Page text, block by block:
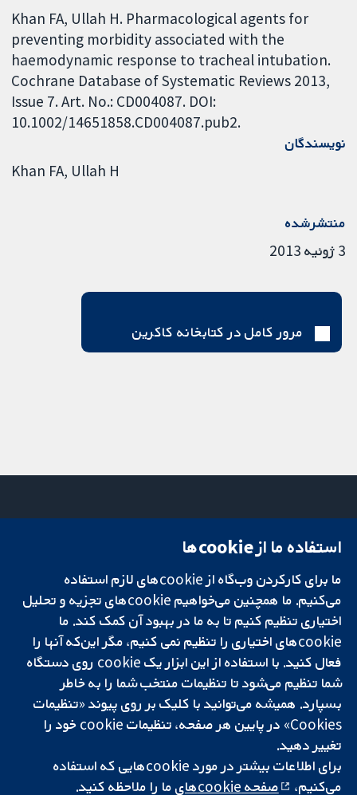
Khan FA, Ullah H. Pharmacological agents for
preventing morbidity associated with the
haemodynamic response to tracheal intubation.
Cochrane Database of Systematic Reviews 2013,
Issue 7. Art. No.: CD004087. DOI:
10.1002/14651858.CD004087.pub2.
نویسندگان
Khan FA Ullah H
منتشرشده
3 ژوئیه 2013
مرور کامل در کتابخانه کاکرین
تحقیقات قابل
اعتماد.
تصمیم‌گیری آگاهانه.
سلامت بهتر.
میدان کاوندیش
لندن
W1G 0AN
بریتانیا
دفتر رسانه‌ای
درباره ما
فرصت‌های
شغلی
Cochrane
Library
شبکه همکاری کاکرین، یک مؤسسه خیریه (شماره 1045921) و یک شرکت با
و ولز است. شماره ثبت مالیات بر ارزش افزوده: GB 718 2127 49.
استفاده ما از cookie‌ها
ما برای کارکردن وب‌گاه از cookie‌های لازم استفاده
می‌کنیم. ما همچنین می‌خواهیم cookie‌های تجزیه و تحلیل
اختیاری تنظیم کنیم تا به ما در بهبود آن کمک کند. ما
cookie‌های اختیاری را تنظیم نمی کنیم، مگر این‌که آنها را
فعال کنید. با استفاده از این ابزار یک cookie‌ روی دستگاه
شما تنظیم می‌شود تا تنظیمات منتخب شما را به خاطر
بسپارد. همیشه می‌توانید با کلیک بر روی پیوند «تنظیمات
Cookies» در پایین هر صفحه، تنظیمات cookie‌ خود را
تغییر دهید.
برای اطلاعات بیشتر در مورد cookie‌هایی که استفاده
می‌کنیم،
صفحه cookie‌های ما را ملاحظه کنید.